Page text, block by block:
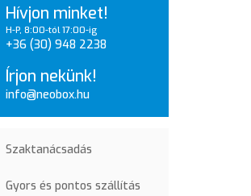
Hívjon minket!
H-P, 8:00-tól 17:00-ig
+36 (30) 948 2238
Írjon nekünk!
info@neobox.hu
Szaktanácsadás
Gyors és pontos szállítás